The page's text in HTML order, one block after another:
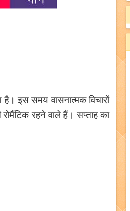
इस समय वासनात्मक विचारों
रहने वाले हैं। सप्ताह का